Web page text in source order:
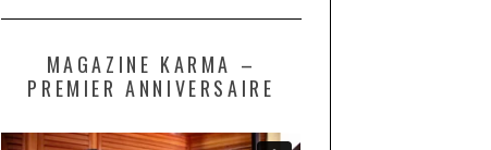
MAGAZINE KARMA –
PREMIER ANNIVERSAIRE